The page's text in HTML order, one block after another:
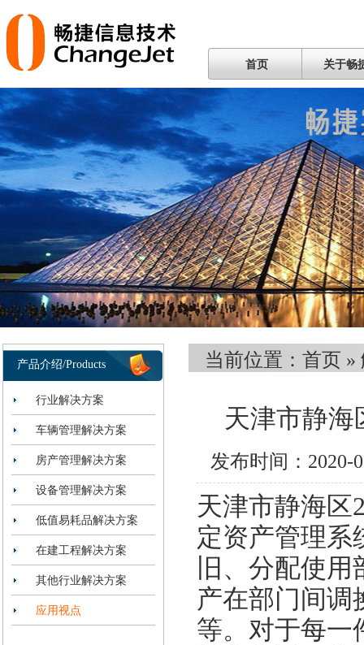
首页 关于畅
产品介绍/Products
行业解决方案
车辆管理解决方案
房产管理解决方案
设备管理解决方案
低值易耗品解决方案
在建工程解决方案
其他行业解决方案
应用视点
当前位置： 首页 »
天津市静海
发布时间：2020-
天津市静海区
定资产管理系
旧、分配使
产在部门间调
等。对于每一